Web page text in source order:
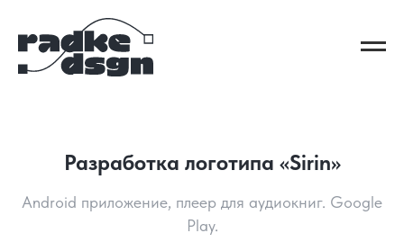
Разработка логотипа «Sirin»
Android приложение, плеер для аудиокниг. Google
Play.